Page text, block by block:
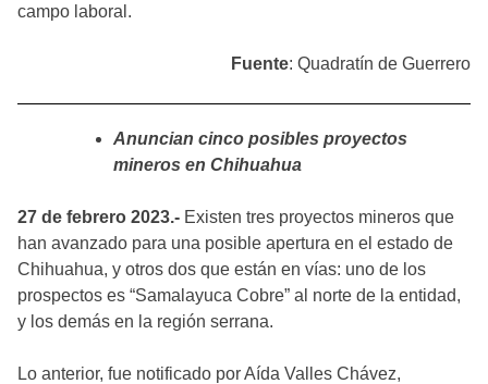
campo laboral.
Fuente: Quadratín de Guerrero
Anuncian cinco posibles proyectos
mineros en Chihuahua
27 de febrero 2023.- Existen tres proyectos mineros que
han avanzado para una posible apertura en el estado de
Chihuahua, y otros dos que están en vías: uno de los
prospectos es “Samalayuca Cobre” al norte de la entidad,
y los demás en la región serrana.
Lo anterior, fue notificado por Aída Valles Chávez,